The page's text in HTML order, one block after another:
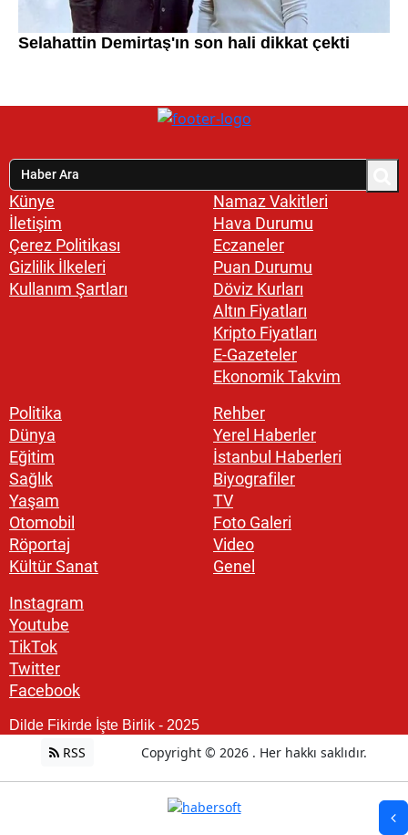
Künye
İletişim
Çerez Politikası
Gizlilik İlkeleri
Kullanım Şartları
Namaz Vakitleri
Hava Durumu
Eczaneler
Puan Durumu
Döviz Kurları
Altın Fiyatları
Kripto Fiyatları
E-Gazeteler
Ekonomik Takvim
Politika
Dünya
Eğitim
Sağlık
Yaşam
Otomobil
Röportaj
Kültür Sanat
Rehber
Yerel Haberler
İstanbul Haberleri
Biyografiler
TV
Foto Galeri
Video
Genel
Instagram
Youtube
TikTok
Twitter
Facebook
Dilde Fikirde İşte Birlik - 2025
RSS Copyright © 2026 . Her hakkı saklıdır.